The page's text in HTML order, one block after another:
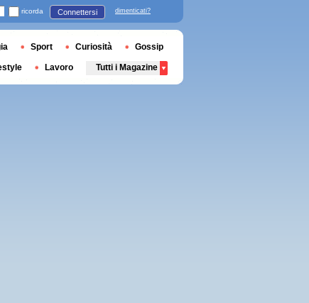
ricorda Connettersi dimenticati?
Sport Curiosità Gossip
Lavoro Tutti i Magazine